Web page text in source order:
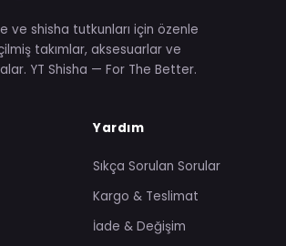
ve shisha tutkunları için özenle
takımlar, aksesuarlar ve
YT Shisha — For The Better.
Yardım
Sıkça Sorulan Sorular
Kargo & Teslimat
İade & Değişim